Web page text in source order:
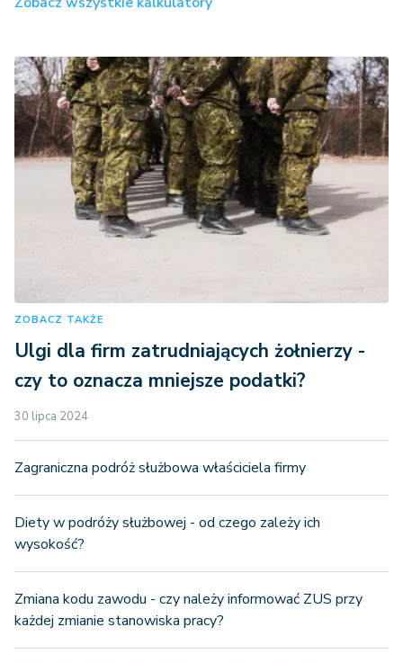
ZOBACZ TAKŻE
Ulgi dla firm zatrudniających żołnierzy -
czy to oznacza mniejsze podatki?
30 lipca 2024
Zagraniczna podróż służbowa właściciela firmy
Diety w podróży służbowej - od czego zależy ich
wysokość?
Zmiana kodu zawodu - czy należy informować ZUS przy
każdej zmianie stanowiska pracy?